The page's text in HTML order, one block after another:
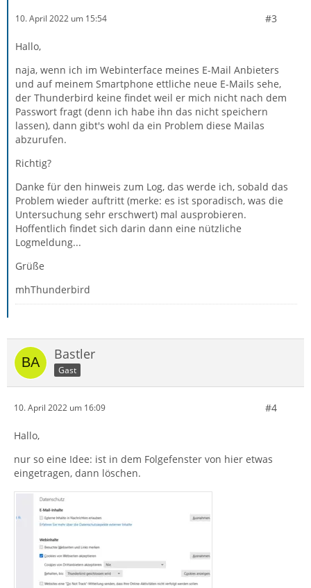
10. April 2022 um 15:54 #3
Hallo,
naja, wenn ich im Webinterface meines E-Mail Anbieters
und auf meinem Smartphone ettliche neue E-Mails sehe,
der Thunderbird keine findet weil er mich nicht nach dem
Passwort fragt (denn ich habe ihn das nicht speichern
lassen), dann gibt's wohl da ein Problem diese Mailas
abzurufen.
Richtig?
Danke für den hinweis zum Log, das werde ich, sobald das
Problem wieder auftritt (merke: es ist sporadisch, was die
Untersuchung sehr erschwert) mal ausprobieren.
Hoffentlich findet sich darin dann eine nützliche
Logmeldung...
Grüße
mhThunderbird
Bastler
Gast
10. April 2022 um 16:09 #4
Hallo,
nur so eine Idee: ist in dem Folgefenster von hier etwas
eingetragen, dann löschen.